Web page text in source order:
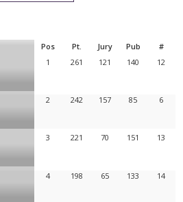
Pos Pt. Jury Pub #
1 261 121 140 12
2 242 157 85 6
3 221 70 151 13
4 198 65 133 14